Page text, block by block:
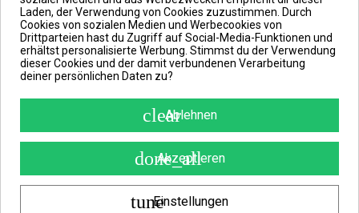
wird dementsprechend GLM und
Bierhefe genutzt.
Sorte: Squid Red HNV
Die würzige Sorte Red zeigt mit den
scharfen Chilipulver, Cayennepfeffer und
Paprikapulver, ihre scharfe Seite.
Laden, der Verwendung von Cookies zuzustimmen. Durch
Cookies von sozialen Medien und Werbecookies von
Drittparteien hast du Zugriff auf Social-Media-Funktionen und
erhältst personalisierte Werbung. Stimmst du der Verwendung
dieser Cookies und der damit verbundenen Verarbeitung
deiner persönlichen Daten zu?
clearAblehnen
done_all
Akzeptieren
tuneEinstellungen